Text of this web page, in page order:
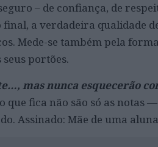
– de confiança, de
a verdadeira qualidade
Mede-se também pela
seus portões.
mas nunca esquecerão
que fica não são só as notas
Assinado: Mãe de uma